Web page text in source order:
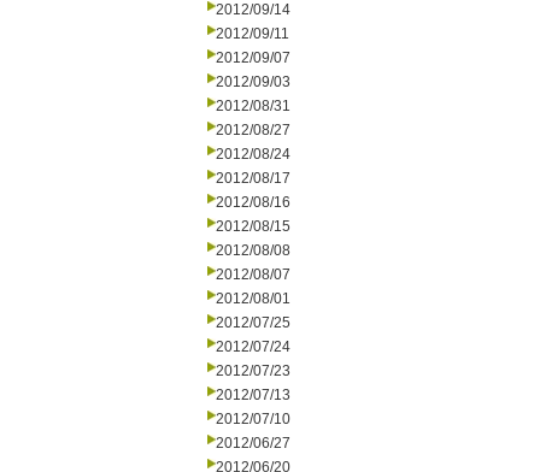
2012/09/14
2012/09/11
2012/09/07
2012/09/03
2012/08/31
2012/08/27
2012/08/24
2012/08/17
2012/08/16
2012/08/15
2012/08/08
2012/08/07
2012/08/01
2012/07/25
2012/07/24
2012/07/23
2012/07/13
2012/07/10
2012/06/27
2012/06/20